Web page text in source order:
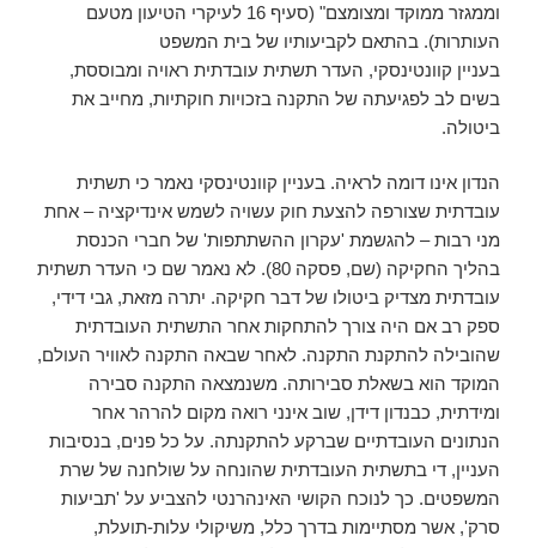
וממגזר ממוקד ומצומצם" (סעיף 16 לעיקרי הטיעון מטעם
העותרות). בהתאם לקביעותיו של בית המשפט
בעניין קוונטינסקי, העדר תשתית עובדתית ראויה ומבוססת,
בשים לב לפגיעתה של התקנה בזכויות חוקתיות, מחייב את
ביטולה.
הנדון אינו דומה לראיה. בעניין קוונטינסקי נאמר כי תשתית
עובדתית שצורפה להצעת חוק עשויה לשמש אינדיקציה – אחת
מני רבות – להגשמת 'עקרון ההשתתפות' של חברי הכנסת
בהליך החקיקה (שם, פסקה 80). לא נאמר שם כי העדר תשתית
עובדתית מצדיק ביטולו של דבר חקיקה. יתרה מזאת, גבי דידי,
ספק רב אם היה צורך להתחקות אחר התשתית העובדתית
שהובילה להתקנת התקנה. לאחר שבאה התקנה לאוויר העולם,
המוקד הוא בשאלת סבירותה. משנמצאה התקנה סבירה
ומידתית, כבנדון דידן, שוב אינני רואה מקום להרהר אחר
הנתונים העובדתיים שברקע להתקנתה. על כל פנים, בנסיבות
העניין, די בתשתית העובדתית שהונחה על שולחנה של שרת
המשפטים. כך לנוכח הקושי האינהרנטי להצביע על 'תביעות
סרק', אשר מסתיימות בדרך כלל, משיקולי עלות-תועלת,